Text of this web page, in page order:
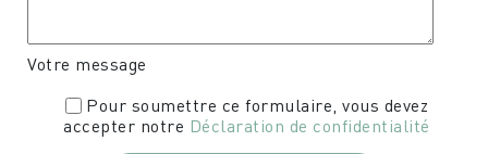
Votre message
Pour soumettre ce formulaire, vous devez
accepter notre Déclaration de confidentialité